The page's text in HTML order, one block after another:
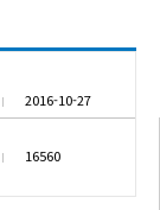
2016-10-27
16560